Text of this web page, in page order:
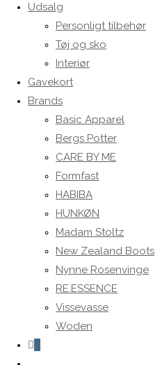
Udsalg
Personligt tilbehør
Tøj og sko
Interiør
Gavekort
Brands
Basic Apparel
Bergs Potter
CARE BY ME
Formfast
HABIBA
HUNKØN
Madam Stoltz
New Zealand Boots
Nynne Rosenvinge
RE.ESSENCE
Vissevasse
Woden
0